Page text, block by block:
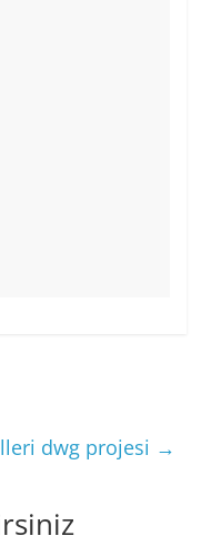
dwg projesi →